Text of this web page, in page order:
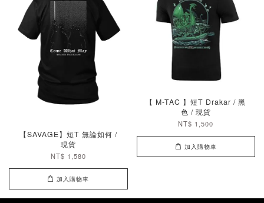
【SAVAGE】短T 無論如何 /
現貨
NT$ 1,580
加入購物車
【 M-TAC 】短T Drakar / 黑
色 / 現貨
NT$ 1,500
加入購物車